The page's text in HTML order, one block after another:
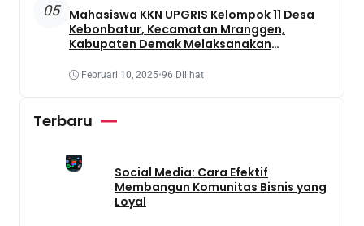
05
Mahasiswa KKN UPGRIS Kelompok 11 Desa
Kebonbatur, Kecamatan Mranggen,
Kabupaten Demak Melaksanakan
Memanfaatkan Lahan Yang Terbengkalai
Februari 10, 2025•96 Dilihat
Terbaru
Social Media: Cara Efektif
Membangun Komunitas Bisnis yang
Loyal